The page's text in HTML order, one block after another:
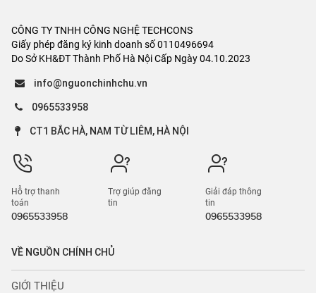
CÔNG TY TNHH CÔNG NGHỆ TECHCONS
Giấy phép đăng ký kinh doanh số 0110496694
Do Sở KH&ĐT Thành Phố Hà Nội Cấp Ngày 04.10.2023
info@nguonchinhchu.vn
0965533958
CT1 BẮC HÀ, NAM TỪ LIÊM, HÀ NỘI
Hỗ trợ thanh
toán
0965533958
Trợ giúp đăng
tin
Giải đáp thông
tin
0965533958
VỀ NGUỒN CHÍNH CHỦ
GIỚI THIỆU